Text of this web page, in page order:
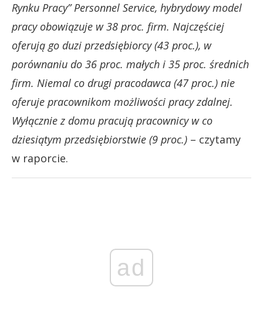
Rynku Pracy” Personnel Service, hybrydowy model
pracy obowiązuje w 38 proc. firm. Najczęściej
oferują go duzi przedsiębiorcy (43 proc.), w
porównaniu do 36 proc. małych i 35 proc. średnich
firm. Niemal co drugi pracodawca (47 proc.) nie
oferuje pracownikom możliwości pracy zdalnej.
Wyłącznie z domu pracują pracownicy w co
dziesiątym przedsiębiorstwie (9 proc.) – czytamy
w raporcie.
ad